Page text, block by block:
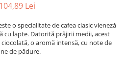
104,89 Lei
o specialitate de cafea clasic vieneză
cu lapte. Datorită prăjirii medii, acest
o aromă intensă, cu note de
de pădure.